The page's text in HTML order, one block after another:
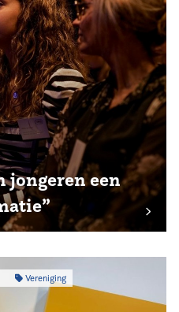
jongeren een
Vereniging